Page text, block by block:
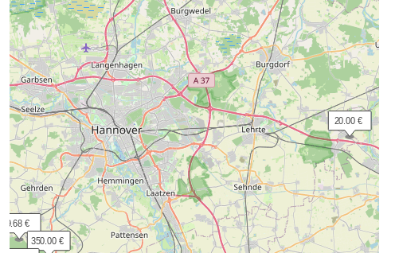
350.00 €
  9.68 €
20.00 €